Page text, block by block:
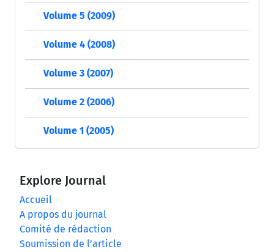
Volume 5 (2009)
Volume 4 (2008)
Volume 3 (2007)
Volume 2 (2006)
Volume 1 (2005)
Explore Journal
Accueil
A propos du journal
Comité de rédaction
Soumission de l’article